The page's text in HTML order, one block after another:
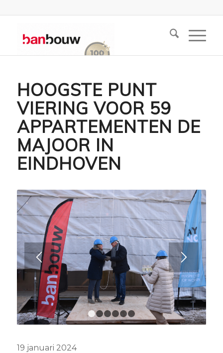
HOOGSTE PUNT
VIERING VOOR 59
APPARTEMENTEN DE
MAJOOR IN
EINDHOVEN
1 2 3 4 5 6
19 januari 2024